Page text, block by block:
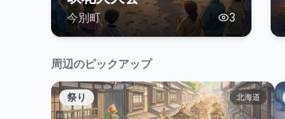
今別町 3
周辺のピックアップ
祭り 北海道